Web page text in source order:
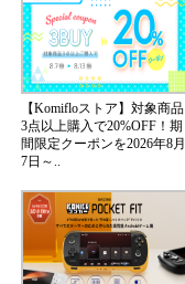
【Komifloストア】対象商品
3点以上購入で20%OFF！期
間限定クーポンを2026年8月
7日～..